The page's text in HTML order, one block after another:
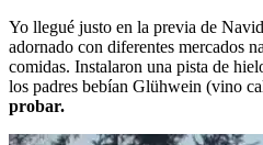
Yo llegué justo en la previa de
adornado con diferentes mercados
comidas. Instalaron una pista de
los padres bebían Glühwein (vino
probar.